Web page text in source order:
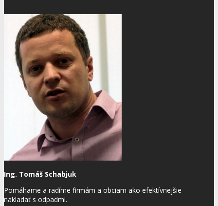
Ing. Tomáš Schabjuk
Pomáhame a radíme firmám a obciam ako efektívnejšie
nakladať s odpadmi.